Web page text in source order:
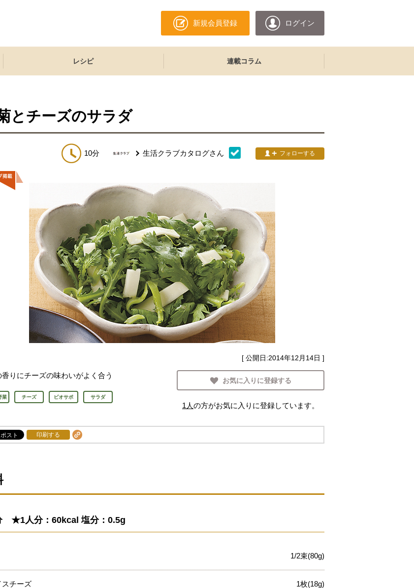
新規会員登録 ログイン
レシピ 連載コラム
とチーズのサラダ
10分 生活クラブカタログさん フォローする
[ 公開日:2014年12月14日 ]
りにチーズの味わいがよく合う
菜 チーズ ビオサポ サラダ
お気に入りに登録する
1人の方がお気に入りに登録しています。
印刷する
★1人分：60kcal 塩分：0.5g
1/2束(80g)
スチーズ 1枚(18g)